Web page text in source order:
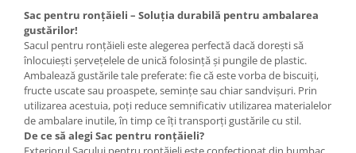
Brățară
Broșă
Mărgele / talisman
Accesorii păr
Bijuterii din Floarea de colț
Colier / Pandantiv
Cercei
Sac pentru ronțăieli – Soluția durabilă pentru ambalarea
gustărilor!
Sacul pentru ronțăieli este alegerea perfectă dacă dorești să
înlocuiești șervețelele de unică folosință și pungile de plastic.
Ambalează gustările tale preferate: fie că este vorba de biscuiți,
fructe uscate sau proaspete, semințe sau chiar sandvișuri. Prin
utilizarea acestuia, poți reduce semnificativ utilizarea materialelor
de ambalare inutile, în timp ce îți transporți gustările cu stil.
De ce să alegi Sac pentru ronțăieli?